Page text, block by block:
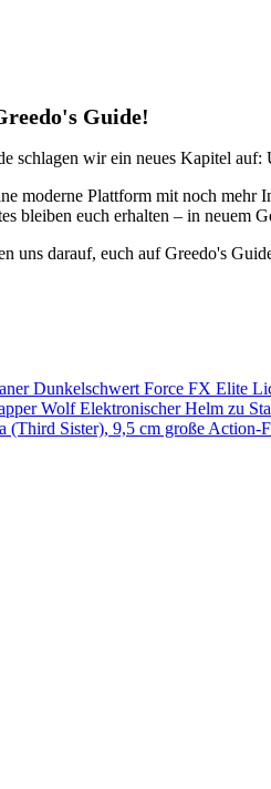
Guide!
schlagen wir ein neues Kapitel
moderne Plattform mit noch mehr
bleiben euch erhalten – in neuem
uns darauf, euch auf Greedo's